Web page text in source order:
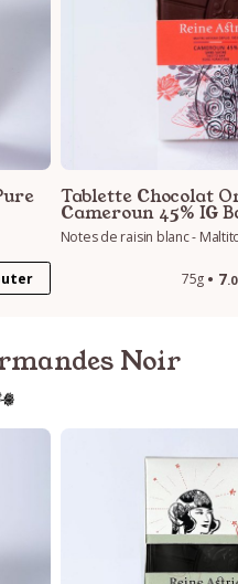
Tablette Chocolat
Cameroun 45% IG
Notes de raisin blanc -
75g 7
Noir